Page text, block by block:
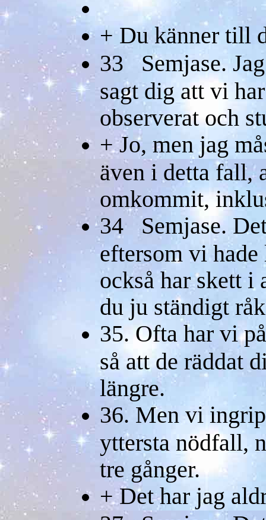
+ Du känner till
33 Semjase.
sagt dig att vi
observerat och
+ Jo, men jag
även i detta fall,
omkommit,
34 Semjase.
eftersom vi
också har skett i
du ju ständigt
35. Ofta har vi
så att de räddat
längre.
36. Men vi
yttersta nödfall,
tre gånger.
+ Det har jag